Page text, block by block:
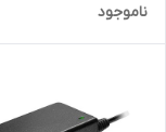
ناموجود